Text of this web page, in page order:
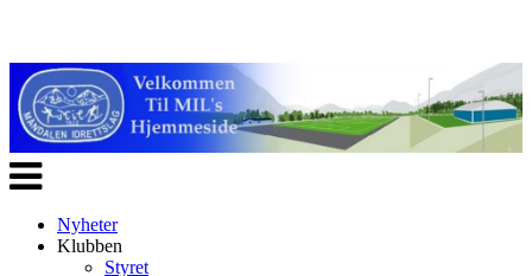
Veksle
navigasjon
Nyheter
Klubben
Styret